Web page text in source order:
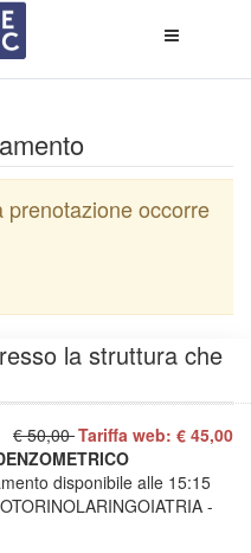
di
prenotazione occorre
la struttura che
€ 50,00Tariffa web: € 45,00
disponibile alle 15:15
-